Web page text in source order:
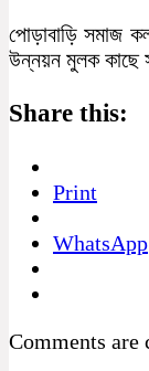
পোড়াবাড়ি সমাজ
উন্নয়ন মুলক কাছে
Share this:
Print
WhatsApp
Comments are